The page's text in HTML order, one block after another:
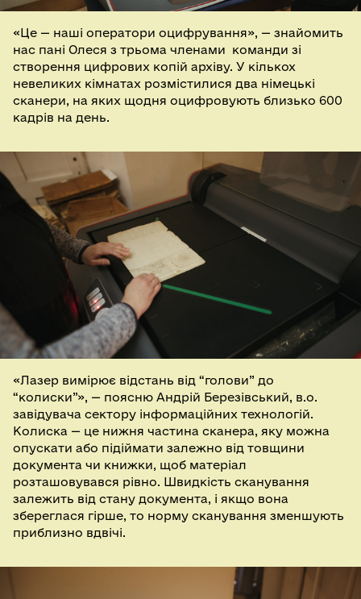
«Це — наші оператори оцифрування», — знайомить
нас пані Олеся з трьома членами команди зі
створення цифрових копій архіву. У кількох
невеликих кімнатах розмістилися два німецькі
сканери, на яких щодня оцифровують близько 600
кадрів на день.
«Лазер вимірює відстань від “голови” до
“колиски”», — поясню Андрій Березівський, в.о.
завідувача сектору інформаційних технологій.
Колиска — це нижня частина сканера, яку можна
опускати або підіймати залежно від товщини
документа чи книжки, щоб матеріал
розташовувався рівно. Швидкість сканування
залежить від стану документа, і якщо вона
збереглася гірше, то норму сканування зменшують
приблизно вдвічі.